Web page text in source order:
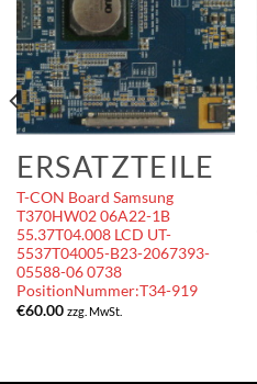
ERSATZTEILE
T-CON Board Samsung
T370HW02 06A22-1B
55.37T04.008 LCD UT-
5537T04005-B23-2067393-
05588-06 0738
PositionNummer:T34-919
€60.00 zzg. MwSt.